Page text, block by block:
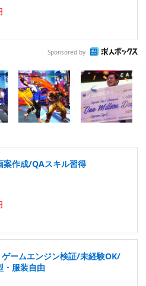
Sponsored by
作成/QAスキル習得
ゲームエンジン検証/未経験OK/
服装自由